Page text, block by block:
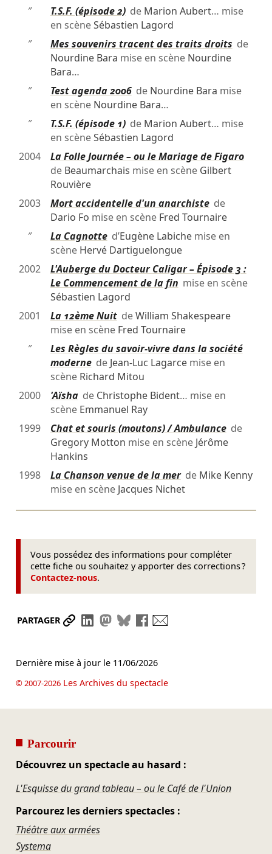
″
T.S.F. (épisode 2)de Marion Aubert… mise
en scèneSébastien Lagord
″
Mes souvenirs tracent des traits droits de
Nourdine Bara mise en scène Nourdine
Bara…
″
Test agenda 2006de Nourdine Bara mise
en scène Nourdine Bara…
″
T.S.F. (épisode 1)de Marion Aubert… mise
en scèneSébastien Lagord
2004
La Folle Journée – ou le Mariage de Figaro
de Beaumarchais mise en scène Gilbert
Rouvière
2003
Mort accidentelle d'un anarchistede
Dario Fo mise en scène Fred Tournaire
″
La Cagnotted’Eugène Labichemise en
scène Hervé Dartiguelongue
2002
L'Auberge du Docteur Caligar – Épisode 3 :
Le Commencement de la fin mise en scène
Sébastien Lagord
2001
La 12ème NuitdeWilliam Shakespeare
mise en scène Fred Tournaire
″
Les Règles du savoir-vivre dans la société
modernede Jean-Luc Lagarcemise en
scène Richard Mitou
2000
'Aïshade Christophe Bident… mise en
scène Emmanuel Ray
1999
Chat et souris (moutons) / Ambulancede
Gregory Motton mise en scène Jérôme
Hankins
1998
La Chanson venue de la merde Mike Kenny
mise en scène Jacques Nichet
Vous possédez des informations pour compléter
cette fiche ou souhaitez y apporter des corrections ?
Contactez-nous.
PARTAGER Partager le lien
Partager sur LinkedIn
Partager sur Mastodon
Partager sur Bluesky
Partager sur Facebook
Dernière mise à jour le 11/06/2026
© 2007-2026Les Archives du spectacle
Parcourir
Découvrez un spectacle au hasard :
L'Esquisse du grand tableau – ou le Café de l'Union
Parcourez les derniers spectacles :
Théâtre aux armées
Systema